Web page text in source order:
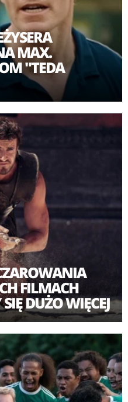
MAX.
"TEDA
FILMACH
DUŻO WIĘCEJ